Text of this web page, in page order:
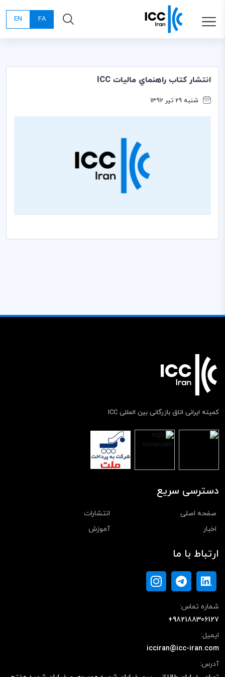
FA
EN
انتشار كتاب راهنماي ماليات ICC
شنبه 29 تیر 1392
کمیته ایرانی اتاق بازرگانی بین المللی ICC
دسترسی سریع
صفحه اصلی
انتشارات
اخبار
آموزش
ارتباط با ما
شماره تماس:
+982188306127
ایمیل:
icciran@icc-iran.com
آدرس: